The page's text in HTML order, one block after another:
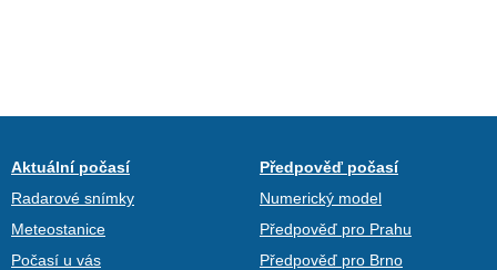
Aktuální počasí
Radarové snímky
Meteostanice
Počasí u vás
Předpověď počasí
Numerický model
Předpověď pro Prahu
Předpověď pro Brno